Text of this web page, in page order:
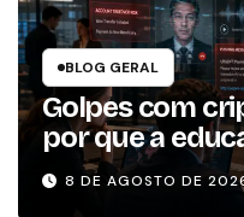
BLOG GERAL
Golpes com
por que a
tornou um dos
resiliência
8 DE AGOSTO DE